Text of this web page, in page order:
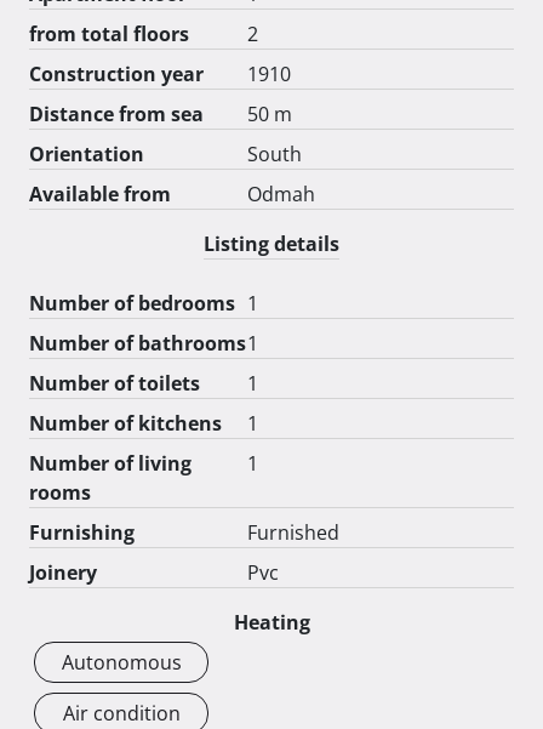
- Prijeđite cestu i uživajte na plaži bez potrebe za
automobilom
- Parkirno mjesto u ograđenog dvorišta osigurava
maksimalnu sigurnost
- Povijesna vila s autentičnim šarmom Austro-Ugarske
arhitekture
- Idealno za vikend odmore, dugotrajan boravak ili
investiciju u turistički najam
- Stan je savršen izbor za one koji žele živjeti uz more,
bez stresa i s potpunim komforom.
- Cijena: 259.000 EUR
- Nazovite odmah i dogovorite razgledavanje!
from total floors
2
Construction year
1910
Distance from sea
50 m
Orientation
South
Available from
Odmah
Listing details
Number of bedrooms 1
Number of bathrooms1
Number of toilets
1
Number of kitchens
1
Number of living
rooms
1
Furnishing
Furnished
Joinery
Pvc
Heating
Autonomous
Air condition